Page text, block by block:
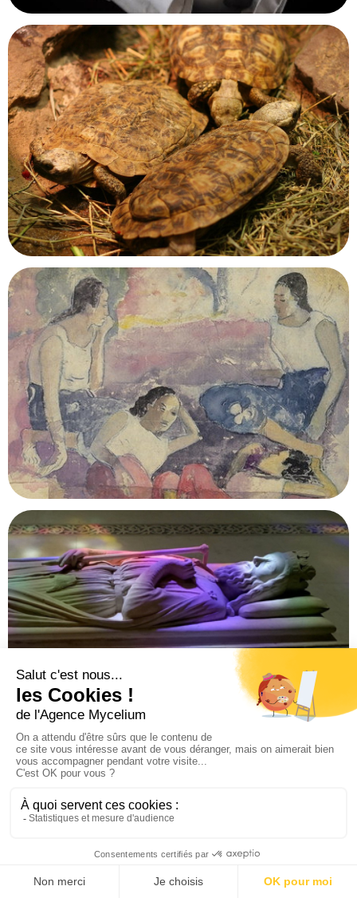
Musée d'Art et d'Histoire de Granville
Granville, Manche
Pavillon des Reptiles
Paris
Espace muséal Paul Gauguin en Polynésie
Tahiti, Polynésie